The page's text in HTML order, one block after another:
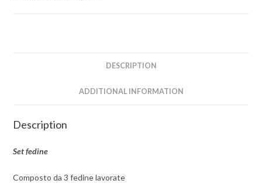
DESCRIPTION
ADDITIONAL INFORMATION
Description
Set fedine
Composto da 3 fedine lavorate